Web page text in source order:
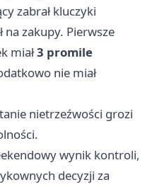
zabrał kluczyki
na zakupy. Pierwsze
miał3 promile
nie miał
nietrzeźwości grozi
wynik kontroli,
decyzji za